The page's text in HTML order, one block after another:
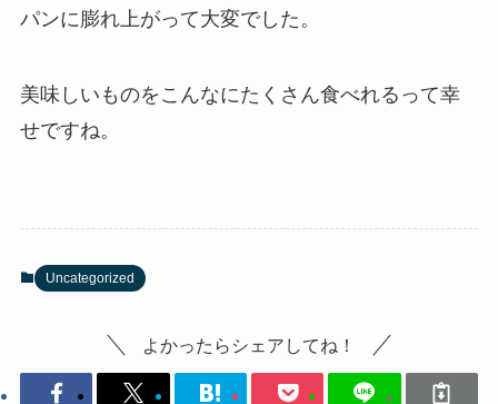
パンに膨れ上がって大変でした。
美味しいものをこんなにたくさん食べれるって幸
せですね。
Uncategorized
よかったらシェアしてね！